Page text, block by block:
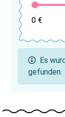
0 €
Es
gefunden.